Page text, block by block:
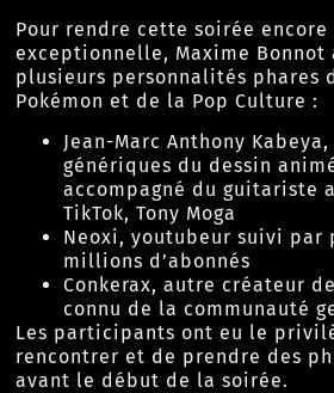
Pour rendre cette soirée encore
exceptionnelle, Maxime Bonnot
plusieurs personnalités phares
Pokémon et de la Pop Culture :
Jean-Marc Anthony
génériques du dessin
accompagné du guitariste
TikTok, Tony Moga
Neoxi, youtubeur suivi par
millions d’abonnés
Conkerax, autre créateur
connu de la communauté
Les participants ont eu le
rencontrer et de prendre des
avant le début de la soirée.